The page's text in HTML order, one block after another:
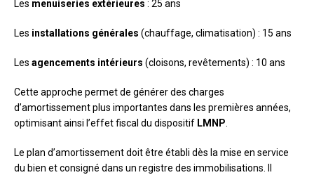
Les menuiseries extérieures : 25 ans
Les installations générales (chauffage, climatisation) : 15 ans
Les agencements intérieurs (cloisons, revêtements) : 10 ans
Cette approche permet de générer des charges
d’amortissement plus importantes dans les premières années,
optimisant ainsi l’effet fiscal du dispositif LMNP
Le plan d’amortissement doit être établi dès la mise en service
du bien et consigné dans un registre des immobilisations. Il